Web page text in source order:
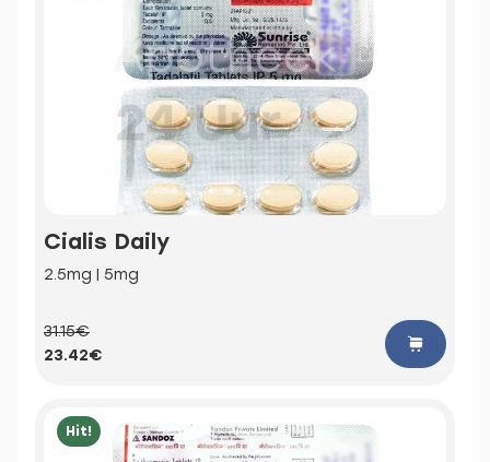
Cialis Daily
2.5mg | 5mg
31.15€
23.42€
Hit!